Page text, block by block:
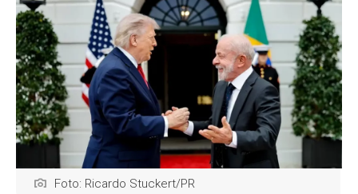
Foto: Ricardo Stuckert/PR